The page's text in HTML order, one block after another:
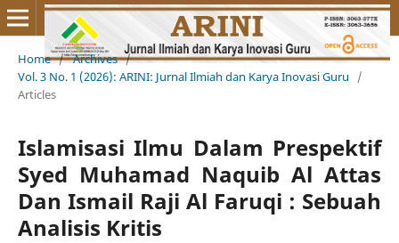
Home / Archives /
Vol. 3 No. 1 (2026): ARINI: Jurnal Ilmiah dan Karya Inovasi Guru
/
Articles
Islamisasi Ilmu Dalam Prespektif
Syed Muhamad Naquib Al Attas
Dan Ismail Raji Al Faruqi : Sebuah
Analisis Kritis